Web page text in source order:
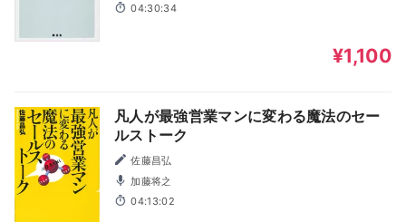
04:30:34
¥1,100
凡人が最強営業マンに変わる魔法のセー
ルストーク
佐藤昌弘
加藤将之
04:13:02